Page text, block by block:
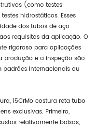
(como testes
hidrostáticos. Esses
dos tubos de aço
requisitos da aplicação. O
rigoroso para aplicações
produção e a inspeção são
internacionais ou
15CrMo costura reta tubo
exclusivas. Primeiro,
relativamente baixos,